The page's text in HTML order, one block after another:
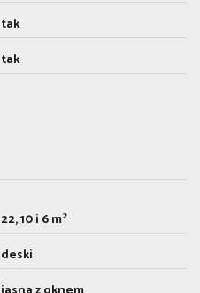
tak
tak
22, 10 i 6 m2
deski